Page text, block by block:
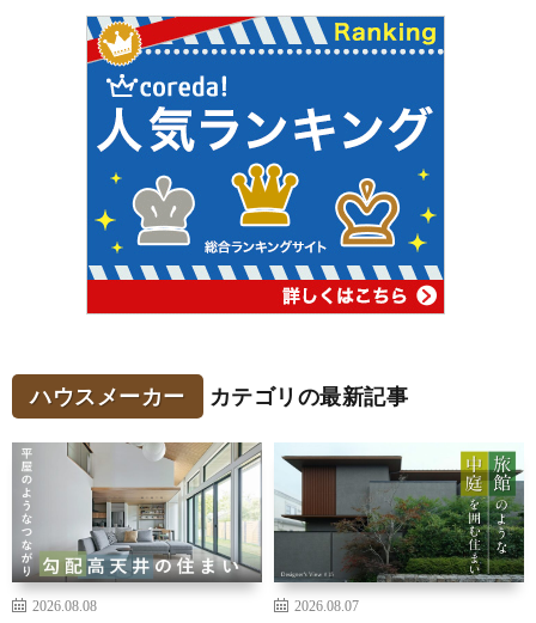
ハウスメーカー カテゴリの最新記事
2026.08.08 2026.08.07